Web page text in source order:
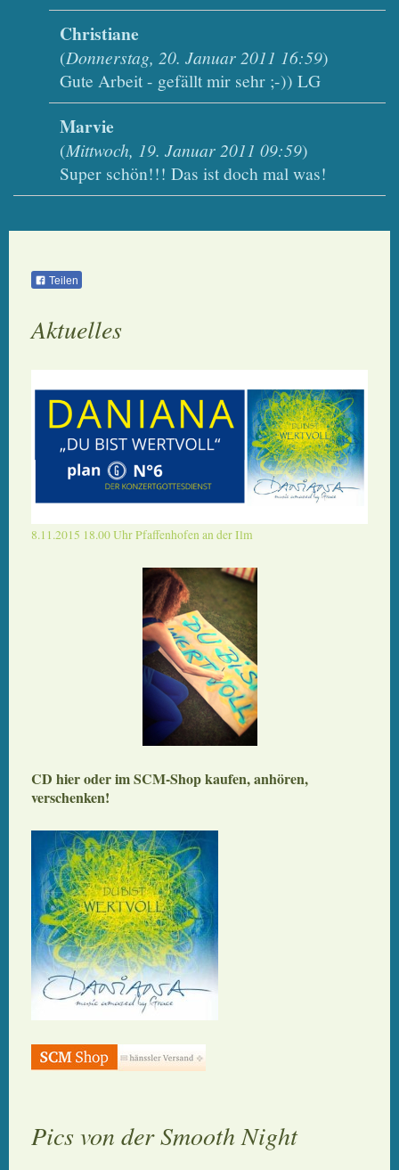
Christiane
(Donnerstag, 20. Januar 2011 16:59)
Gute Arbeit - gefällt mir sehr ;-)) LG
Marvie
(Mittwoch, 19. Januar 2011 09:59)
Super schön!!! Das ist doch mal was!
Teilen
Aktuelles
8.11.2015 18.00 Uhr Pfaffenhofen an der Ilm
CD hier oder im SCM-Shop kaufen, anhören,
verschenken!
Pics von der Smooth Night